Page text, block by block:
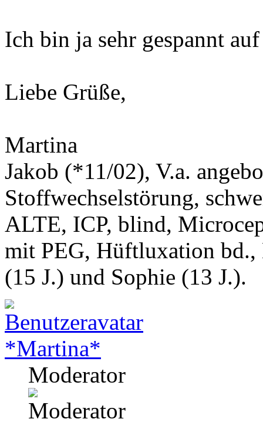
Ich bin ja sehr gespannt
Liebe Grüße,
Martina
Jakob (*11/02), V.a.
Stoffwechselstörung,
ALTE, ICP, blind,
mit PEG, Hüftluxation bd.,
(15 J.) und Sophie (13 J.).
*Martina*
Moderator